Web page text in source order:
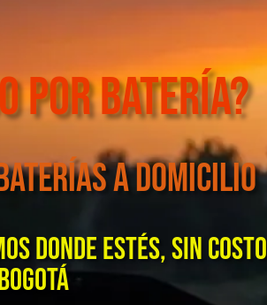
por Batería?
a domicilio
donde estés, sin costo